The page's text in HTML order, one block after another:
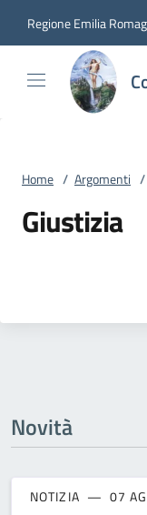
Regione Emilia
Home / Argomenti /
Giustizia
Novità
NOTIZIA 07